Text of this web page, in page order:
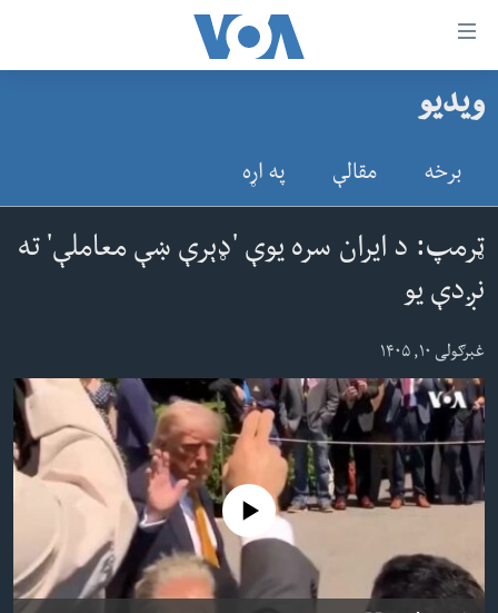
لاس
رسي
اتصالات
اصلي
متن
شئ
عمومي
لارښود
ته
لاړ
ځای
کورپاڼه
افغانستان
سیمه
امریکا
نړۍ
ځوانان
د بیان ازادي
روغتیا
سرمقاله
ویدیو
برخه مقالې په اړه
ټرمپ: د ایران سره یوې 'ډېرې ښې معاملې' ته
نږدې یو
غبرګولی ۱۰, ۱۴۰۵
No media source currently available